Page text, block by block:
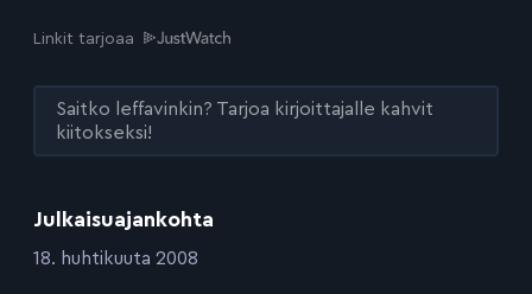
Julkaisuajankohta
:18. huhtikuuta 2008
Linkit tarjoaa
Saitko leffavinkin? Tarjoa kirjoittajalle kahvit
kiitokseksi!